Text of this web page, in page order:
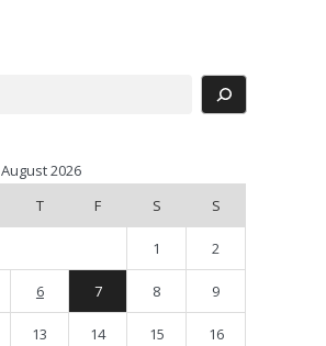
August 2026
T F S S
1 2
6 7 8 9
13 14 15 16